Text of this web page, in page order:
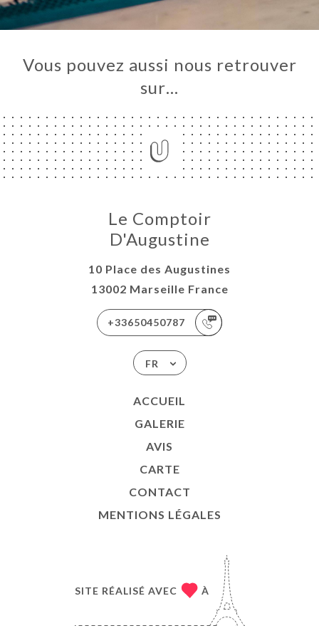
Vous pouvez aussi nous retrouver
sur…
Le Comptoir
D'Augustine
10 Place des Augustines
13002 Marseille France
+33650450787
FR
ACCUEIL
GALERIE
AVIS
CARTE
CONTACT
MENTIONS LÉGALES
SITE RÉALISÉ AVEC À